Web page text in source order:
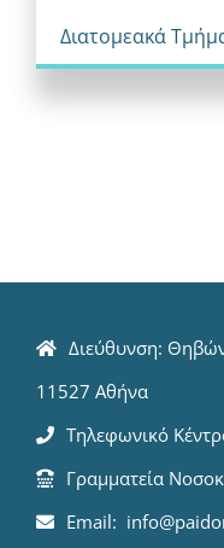
Διατομεακά
Διεύθυνση:
11527 Αθήνα
Τηλεφωνικό
Γραμματεία
Email: